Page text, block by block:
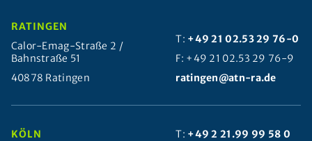
RATINGEN
Calor-Emag-Straße 2 /
Bahnstraße 51
40878 Ratingen
T: +49 21 02.53 29 76-0
F: +49 21 02.53 29 76-9
ratingen@atn-ra.de
KÖLN
T: +49 2 21.99 99 58 0